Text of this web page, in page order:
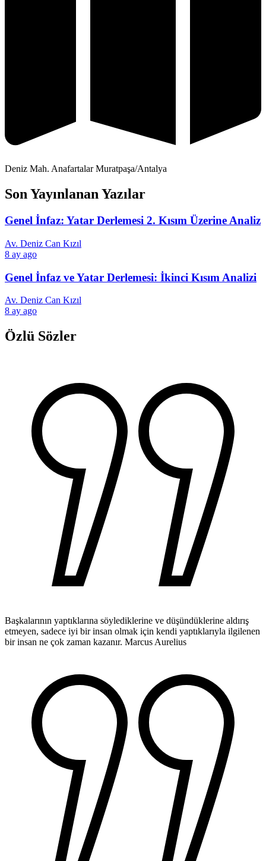
Deniz Mah. Anafartalar Muratpaşa/Antalya
Son Yayınlanan Yazılar
Genel İnfaz: Yatar Derlemesi 2. Kısım Üzerine Analiz
Av. Deniz Can Kızıl
8 ay ago
Genel İnfaz ve Yatar Derlemesi: İkinci Kısım Analizi
Av. Deniz Can Kızıl
8 ay ago
Özlü Sözler
Başkalarının yaptıklarına söylediklerine ve düşündüklerine aldırış
etmeyen, sadece iyi bir insan olmak için kendi yaptıklarıyla ilgilenen
bir insan ne çok zaman kazanır. Marcus Aurelius